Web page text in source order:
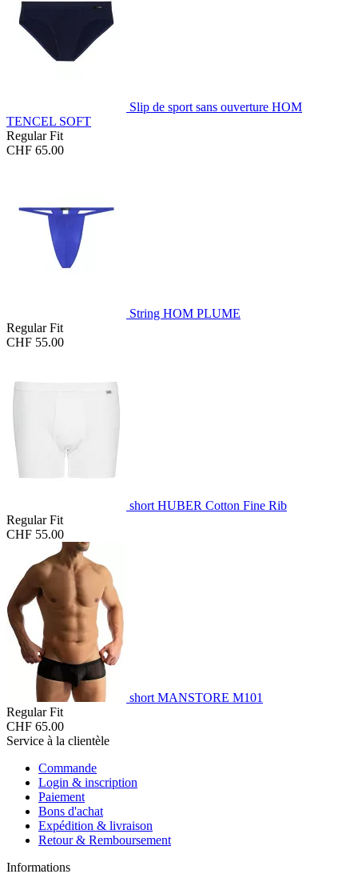
Slip de sport sans ouverture HOM
TENCEL SOFT
Regular Fit
CHF 65.00
String HOM PLUME
Regular Fit
CHF 55.00
short HUBER Cotton Fine Rib
Regular Fit
CHF 55.00
short MANSTORE M101
Regular Fit
CHF 65.00
Service à la clientèle
Commande
Login & inscription
Paiement
Bons d'achat
Expédition & livraison
Retour & Remboursement
Informations